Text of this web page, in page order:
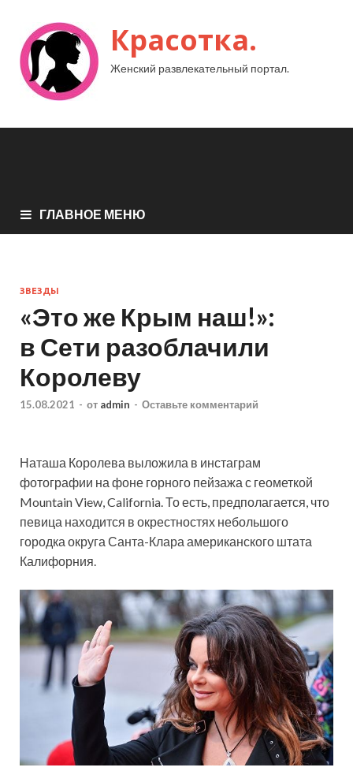
Красотка.
Женский развлекательный портал.
ГЛАВНОЕ МЕНЮ
ЗВЕЗДЫ
«Это же Крым наш!»:
в Сети разоблачили
Королеву
15.08.2021 - от admin - Оставьте комментарий
Наташа Королева выложила в инстаграм
фотографии на фоне горного пейзажа с геометкой
Mountain View, California. То есть, предполагается, что
певица находится в окрестностях небольшого
городка округа Санта-Клара американского штата
Калифорния.